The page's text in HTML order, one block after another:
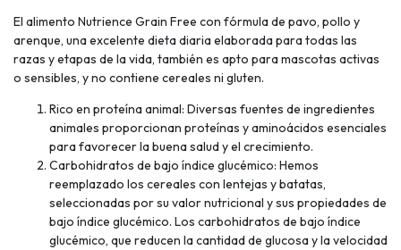
El alimento Nutrience Grain Free con fórmula de pavo, pollo y
arenque, una excelente dieta diaria elaborada para todas las
razas y etapas de la vida, también es apto para mascotas activas
o sensibles, y no contiene cereales ni gluten.
Rico en proteína animal: Diversas fuentes de ingredientes
animales proporcionan proteínas y aminoácidos esenciales
para favorecer la buena salud y el crecimiento.
Carbohidratos de bajo índice glucémico: Hemos
reemplazado los cereales con lentejas y batatas,
seleccionadas por su valor nutricional y sus propiedades de
bajo índice glucémico. Los carbohidratos de bajo índice
glucémico, que reducen la cantidad de glucosa y la velocidad